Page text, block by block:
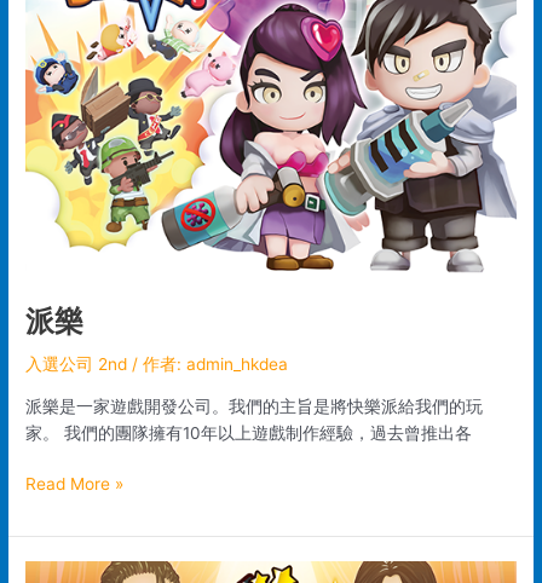
派樂
入選公司 2nd / 作者:admin_hkdea
派樂是一家遊戲開發公司。我們的主旨是將快樂派給我們的玩
家。 我們的團隊擁有10年以上遊戲制作經驗，過去曾推出各
Read More »